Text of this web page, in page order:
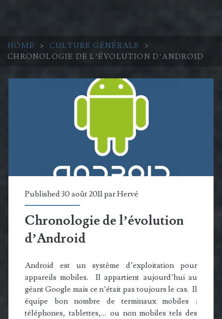
HOME > CULTURE GÉNÉRALE
>
CHRONOLOGIE DE L’ÉVOLUTION D’ANDROID
Published 30 août 2011 parHervé
Chronologie de l’évolution
d’Android
Android est un système d’exploitation pour
appareils mobiles. Il appartient aujourd’hui au
géant Google mais ce n’était pas toujours le cas. Il
équipe bon nombre de terminaux mobiles :
téléphones, tablettes,… ou non mobiles tels des